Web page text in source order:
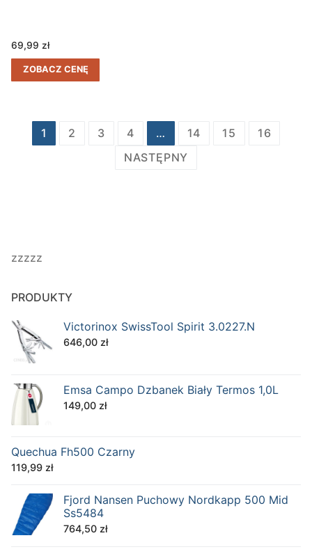
69,99 zł
ZOBACZ CENĘ
Stronicowanie
1 2 3 4 … 14 15
16
NASTĘPNY
zzzzz
PRODUKTY
Victorinox SwissTool Spirit 3.0227.N
646,00 zł
Emsa Campo Dzbanek Biały Termos 1,0L
149,00 zł
Quechua Fh500 Czarny
119,99 zł
Fjord Nansen Puchowy Nordkapp 500 Mid
Ss5484
764,50 zł